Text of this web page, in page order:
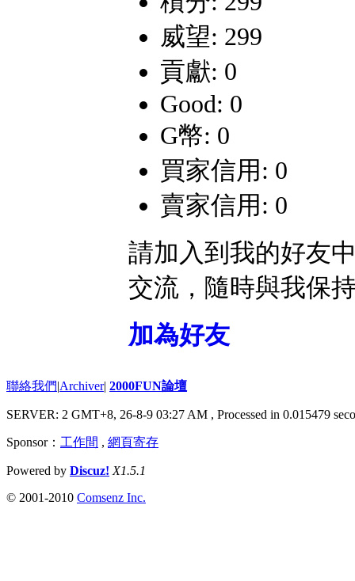
威望: 299
貢獻: 0
Good: 0
G幣: 0
買家信用: 0
賣家信用: 0
請加入到我的好友
交流，隨時與我保
加為好友
聯絡我們|Archiver| 2000FUN論壇
SERVER: 2 GMT+8, 26-8-9 03:27 AM , Processed in 0.015479
Sponsor： 工作間 , 網頁寄存
Powered by Discuz! X1.5.1
© 2001-2010 Comsenz Inc.